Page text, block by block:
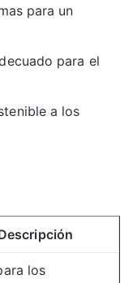
para un
para el
a los
los